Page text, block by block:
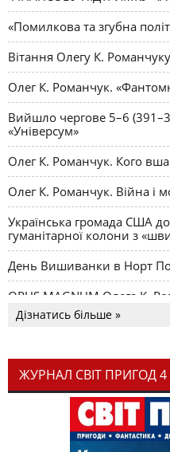
«Помилкова та згубна
Вітання Олегу К.
Олег К. Романчук.
Вийшло чергове 5–6
«Універсум»
Олег К. Романчук. Кого
Олег К. Романчук. Війна і
Українська громада США
гуманітарної колони з
День Вишиванки в Норт
OPUS MAGNUM Олега К.
Дізнатись більше »
ЖУРНАЛ СВІТ ПРИГОД 4